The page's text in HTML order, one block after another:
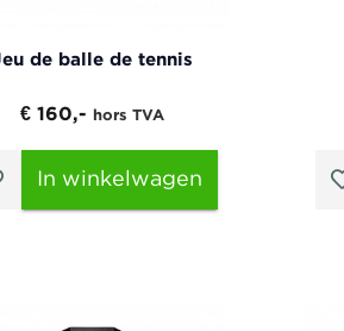
de balle de tennis
€ 160,- hors TVA
In winkelwagen